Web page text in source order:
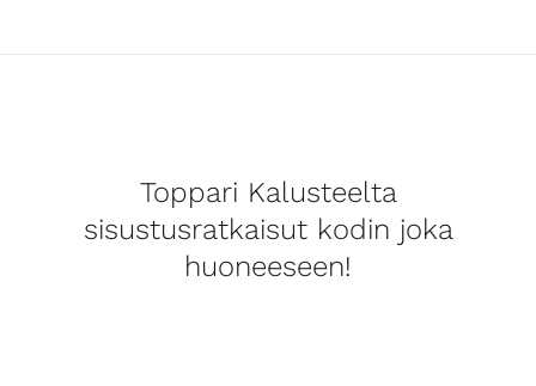
Toppari Kalusteelta
sisustusratkaisut kodin joka
huoneeseen!